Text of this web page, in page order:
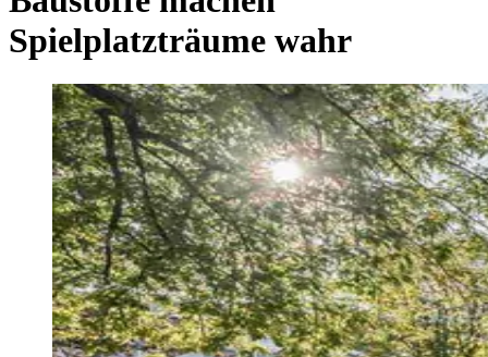
Spielplatzträume wahr